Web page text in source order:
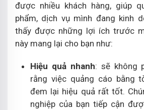
được nhiều khách hàng, giúp
phẩm, dịch vụ mình đang kinh
thấy được những lợi ích trước
này mang lại cho bạn như:
Hiệu quả nhanh: sẽ không
rằng việc quảng cáo bằng
đem lại hiệu quả rất tốt.
nghiệp của bạn tiếp cận